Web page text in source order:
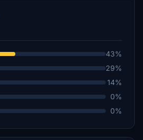
43%
29%
14%
0%
0%